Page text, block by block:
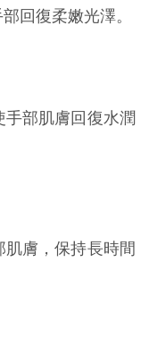
回復柔嫩光澤。
部肌膚回復水潤
膚，保持長時間